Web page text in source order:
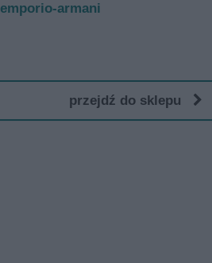
emporio-armani
przejdź do sklepu